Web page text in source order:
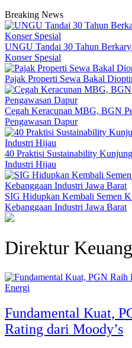
Breaking News
UNGU Tandai 30 Tahun
Konser Spesial
Pajak Properti Sewa Bakal
Cegah Keracunan MBG, BGN
Pengawasan Dapur
40 Praktisi Sustainability
Industri Hijau
SIG Hidupkan Kembali Semen
Kebanggaan Industri Jawa Barat
Direktur
Energi
Fundamental Kuat,
Rating dari Moody’s